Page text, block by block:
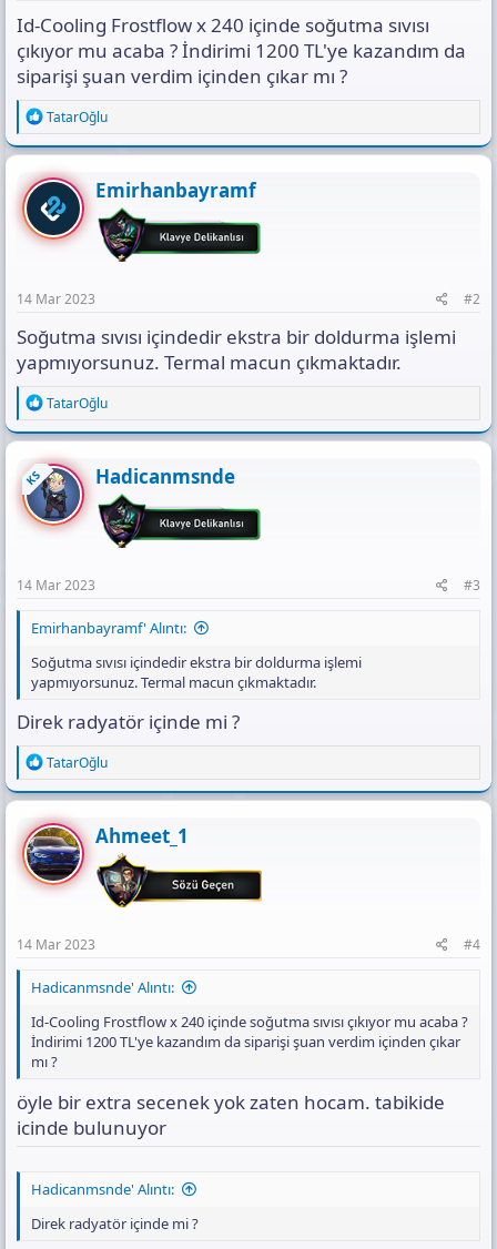
ı
n
o
y
Id-Cooling Frostflow x 240 içinde soğutma sıvısı
çıkıyor mu acaba ? İndirimi 1200 TL'ye kazandım da
siparişi şuan verdim içinden çıkar mı ?
R
e
a
c
t
i
o
n
TatarOğlu
Emirhanbayramf
14 Mar 2023 #2
Soğutma sıvısı içindedir ekstra bir doldurma işlemi
yapmıyorsunuz. Termal macun çıkmaktadır.
R
e
a
c
t
i
o
n
TatarOğlu
KS Hadicanmsnde
14 Mar 2023 #3
Emirhanbayramf' Alıntı:
Soğutma sıvısı içindedir ekstra bir doldurma işlemi
yapmıyorsunuz. Termal macun çıkmaktadır.
Direk radyatör içinde mi ?
R
e
a
c
t
i
o
n
TatarOğlu
Ahmeet_1
14 Mar 2023 #4
Hadicanmsnde' Alıntı:
Id-Cooling Frostflow x 240 içinde soğutma sıvısı çıkıyor mu acaba ?
İndirimi 1200 TL'ye kazandım da siparişi şuan verdim içinden çıkar
mı ?
öyle bir extra secenek yok zaten hocam. tabikide
icinde bulunuyor
Hadicanmsnde' Alıntı:
Direk radyatör içinde mi ?